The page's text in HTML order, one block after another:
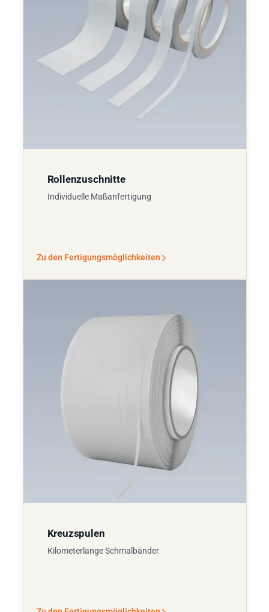
Rollenzuschnitte
Individuelle Maßanfertigung
Zu den Fertigungsmöglichkeiten
Kreuzspulen
Kilometerlange Schmalbänder